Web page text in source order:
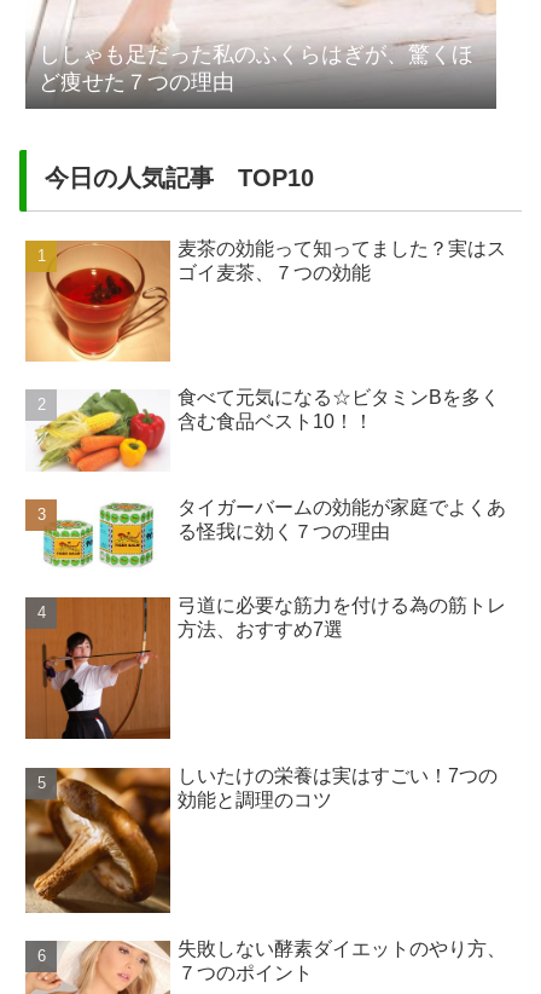
ししゃも足だった私のふくらはぎが、驚くほ
ど痩せた７つの理由
今日の人気記事 TOP10
麦茶の効能って知ってました？実はス
ゴイ麦茶、７つの効能
食べて元気になる☆ビタミンBを多く
含む食品ベスト10！！
タイガーバームの効能が家庭でよくあ
る怪我に効く７つの理由
弓道に必要な筋力を付ける為の筋トレ
方法、おすすめ7選
しいたけの栄養は実はすごい！7つの
効能と調理のコツ
失敗しない酵素ダイエットのやり方、
７つのポイント